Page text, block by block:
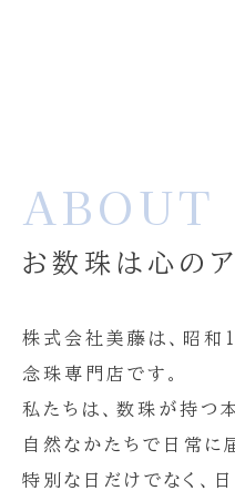
ABOUT
お数珠は心の
株式会社美藤は、昭和
念珠専門店です。
私たちは、数珠が持つ
自然なかたちで日常に
特別な日だけでなく、